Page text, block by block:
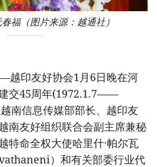
福（图片来源：越通社）​
越印友好协会1月6日晚在河
交45周年(1972.1.7——
南信息传媒部部长、越印友
南友好组织联合会副主席兼秘
特命全权大使哈里什·帕尔瓦
）和有关部委行业代